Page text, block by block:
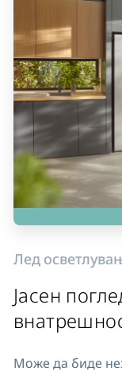
Лед
Јасен
Може да биде